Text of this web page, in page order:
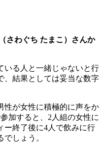
さわぐち たまこ）さんか
いる人と一緒じゃないと行
、結果としては妥当な数字
性が女性に積極的に声をか
加すると、2人組の女性に
ー終了後に4人で飲みに行
しょう。